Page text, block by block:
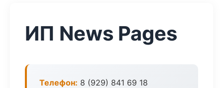
ИП News Pages
Телефон: 8 (929) 841 69 18